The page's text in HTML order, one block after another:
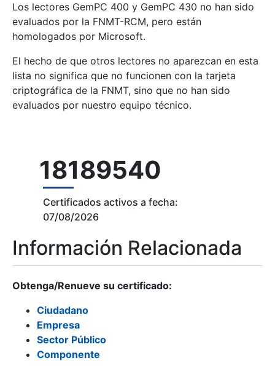
Los lectores GemPC 400 y GemPC 430 no han sido
evaluados por la FNMT-RCM, pero están
homologados por Microsoft.
El hecho de que otros lectores no aparezcan en esta
lista no significa que no funcionen con la tarjeta
criptográfica de la FNMT, sino que no han sido
evaluados por nuestro equipo técnico.
18189540
Certificados activos a fecha:
07/08/2026
Información Relacionada
Obtenga/Renueve su certificado:
Ciudadano
Empresa
Sector Público
Componente